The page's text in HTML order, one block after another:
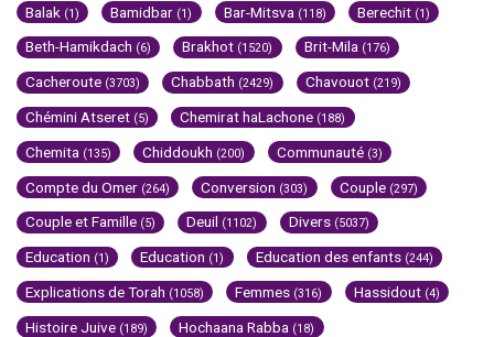
Balak (1) Bamidbar (1) Bar-Mitsva (118) Berechit (1)
Beth-Hamikdach (6) Brakhot (1520) Brit-Mila (176)
Cacheroute (3703) Chabbath (2429) Chavouot (219)
Chémini Atseret (5) Chemirat haLachone (188)
Chemita (135) Chiddoukh (200) Communauté (3)
Compte du Omer (264) Conversion (303) Couple (297)
Couple et Famille (5) Deuil (1102) Divers (5037)
Education (1) Education (1) Education des enfants (244)
Explications de Torah (1058) Femmes (316) Hassidout (4)
Histoire Juive (189) Hochaana Rabba (18)